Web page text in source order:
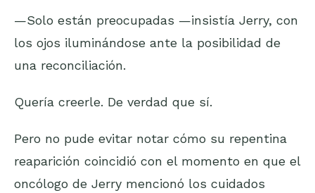
—Solo están preocupadas —insistía Jerry, con
los ojos iluminándose ante la posibilidad de
una reconciliación.
Quería creerle. De verdad que sí.
Pero no pude evitar notar cómo su repentina
reaparición coincidió con el momento en que el
oncólogo de Jerry mencionó los cuidados